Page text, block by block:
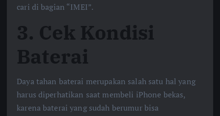
cari di bagian “IMEI”.
3. Cek Kondisi
Baterai
Daya tahan baterai merupakan salah satu hal yang
harus diperhatikan saat membeli iPhone bekas,
karena baterai yang sudah berumur bisa